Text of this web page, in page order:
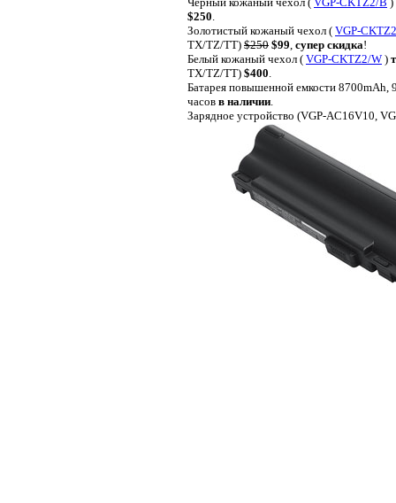
$250.
Золотистый кожаный чехол ( VGP-
TX/TZ/TT) $250 $99, супер скидка!
Белый кожаный чехол ( VGP-CKTZ2/W )
TX/TZ/TT) $400.
Батарея повышенной емкости 8700mAh,
часов в наличии.
Зарядное устройство (VGP-AC16V10,